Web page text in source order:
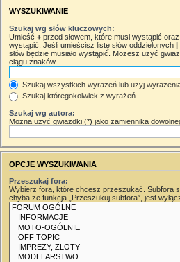
WYSZUKIWANIE
Szukaj wg słów kluczowych:
Umieść + przed słowem, które musi wystąpić oraz
wystąpić. Jeśli umieścisz listę słów oddzielonych |
słów będzie musiało wystąpić. Możesz użyć
ciągu znaków.
Szukaj wszystkich wyrażeń lub użyj
Szukaj któregokolwiek z wyrażeń
Szukaj wg autora:
Można użyć gwiazdki (*) jako zamiennika
OPCJE WYSZUKIWANIA
Przeszukaj fora:
Wybierz fora, które chcesz przeszukać. Subfora
chyba że funkcja „Przeszukuj subfora”, jest